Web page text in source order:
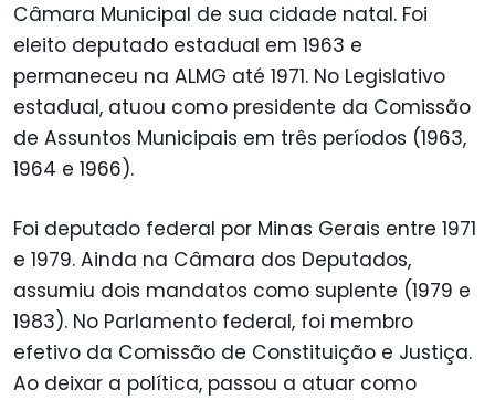
Câmara Municipal de sua cidade natal. Foi
eleito deputado estadual em 1963 e
permaneceu na ALMG até 1971. No Legislativo
estadual, atuou como presidente da Comissão
de Assuntos Municipais em três períodos (1963,
1964 e 1966).
Foi deputado federal por Minas Gerais entre 1971
e 1979. Ainda na Câmara dos Deputados,
assumiu dois mandatos como suplente (1979 e
1983). No Parlamento federal, foi membro
efetivo da Comissão de Constituição e Justiça.
Ao deixar a política, passou a atuar como